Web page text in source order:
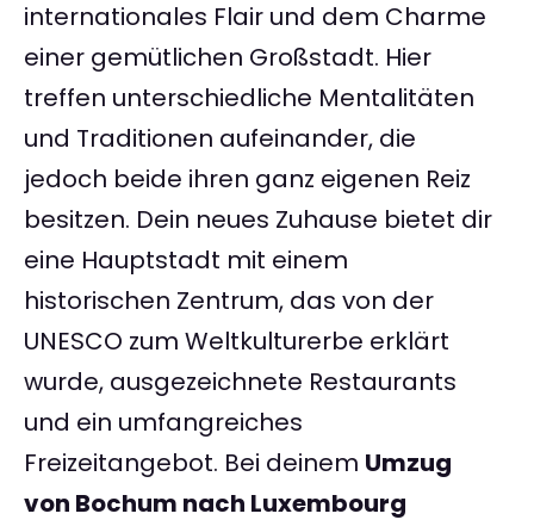
internationales Flair und dem Charme
einer gemütlichen Großstadt. Hier
treffen unterschiedliche Mentalitäten
und Traditionen aufeinander, die
jedoch beide ihren ganz eigenen Reiz
besitzen. Dein neues Zuhause bietet dir
eine Hauptstadt mit einem
historischen Zentrum, das von der
UNESCO zum Weltkulturerbe erklärt
wurde, ausgezeichnete Restaurants
und ein umfangreiches
Freizeitangebot. Bei deinem Umzug
von Bochum nach Luxembourg